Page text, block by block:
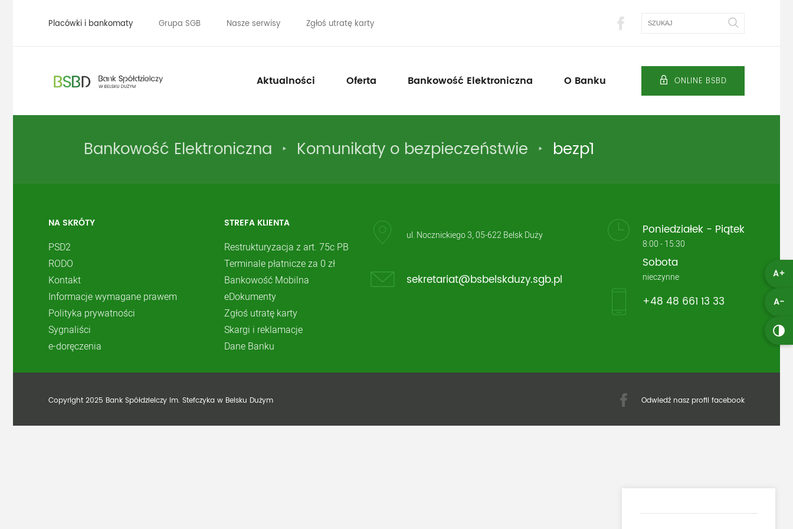
A+
A-
Placówki i bankomaty Grupa SGB Nasze serwisy Zgłoś utratę karty Szukaj
Aktualności Oferta Bankowość Elektroniczna O Banku ONLINE BSBD
Bankowość Elektroniczna Komunikaty o bezpieczeństwie bezp`1
NA SKRÓTY
PSD2
RODO
Kontakt
Informacje wymagane prawem
Polityka prywatności
Sygnaliści
e-doręczenia
STREFA KLIENTA
Restrukturyzacja z art. 75c PB
Terminale płatnicze za 0 zł
Bankowość Mobilna
eDokumenty
Zgłoś utratę karty
Skargi i reklamacje
Dane Banku
ul. Nocznickiego 3, 05-622 Belsk Duży
sekretariat@bsbelskduzy.sgb.pl
Poniedziałek - Piątek
8:00 - 15:30
Sobota
nieczynne
+48 48 661 13 33
Copyright 2025 Bank Spółdzielczy im. Stefczyka w Belsku Dużym Odwiedź nasz profil facebook